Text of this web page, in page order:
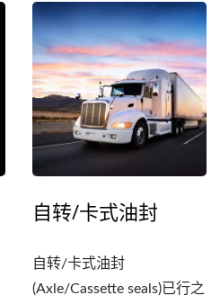
自转/卡式油封
自转/卡式油封
(Axle/Cassette seals)已行之